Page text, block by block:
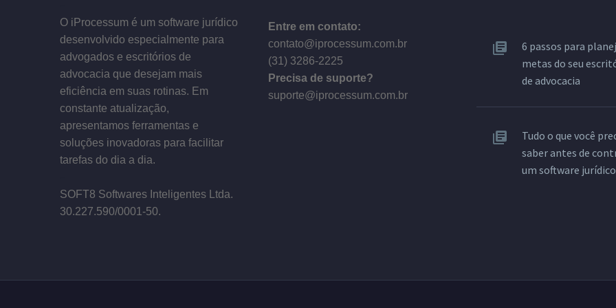
O iProcessum é um software jurídico
desenvolvido especialmente para
advogados e escritórios de
advocacia que desejam mais
eficiência em suas rotinas. Em
constante atualização,
apresentamos ferramentas e
soluções inovadoras para facilitar
tarefas do dia a dia.
SOFT8 Softwares Inteligentes Ltda.
30.227.590/0001­-50.
Entre em contato:
contato@iprocessum.com.br
(31) 3286-2225
Precisa de suporte?
suporte@iprocessum.com.br
6 passos para
metas do seu
de advocacia
Tudo o que você
saber antes de
um software jurídico